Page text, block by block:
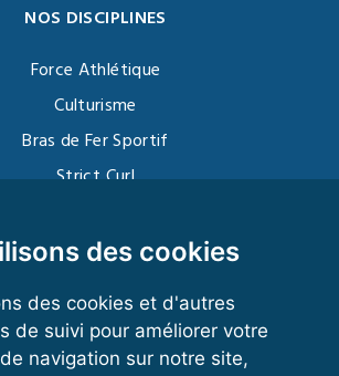
des cookies
des cookies et d'autres
de suivi pour améliorer votre
navigation sur notre site,
NOS DISCIPLINES
Force Athlétique
Culturisme
Bras de Fer Sportif
Strict Curl
Kettlebell
VOS ESPACES